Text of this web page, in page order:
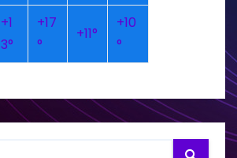
+1
3°
+17
°
+11°
+10
°